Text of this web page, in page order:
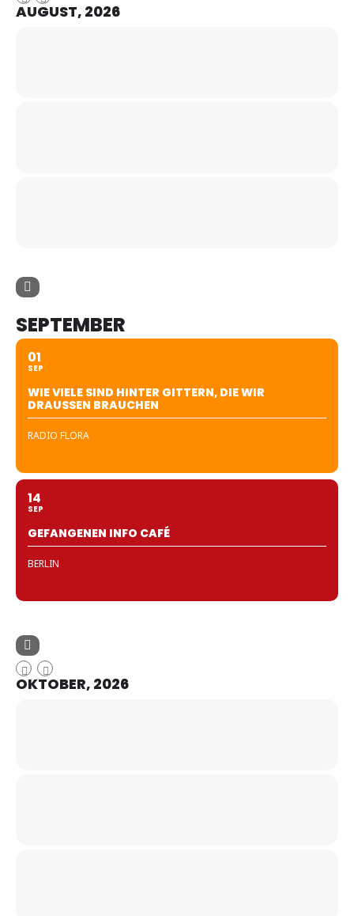
AUGUST, 2026
SEPTEMBER
01
SEP
WIE VIELE SIND HINTER GITTERN, DIE WIR
DRAUSSEN BRAUCHEN
RADIO FLORA
14
SEP
GEFANGENEN INFO CAFÉ
BERLIN
OKTOBER, 2026